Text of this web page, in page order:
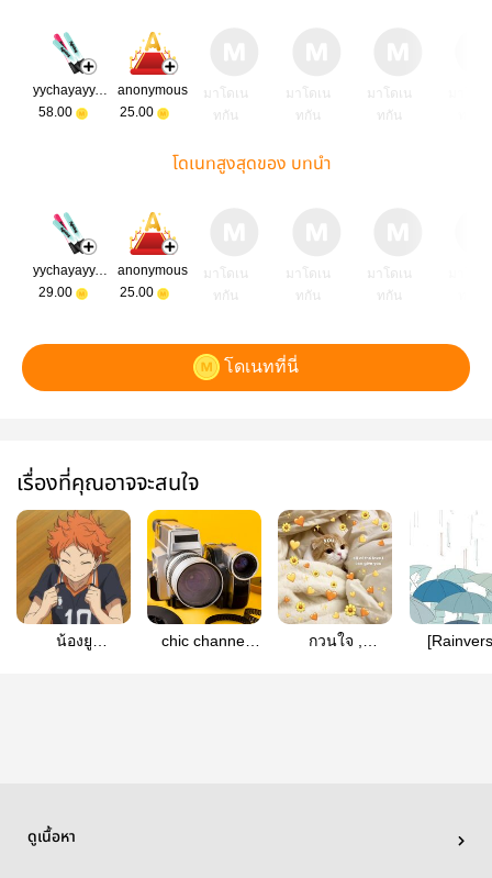
yychayayy.raw
58.00
anonymous
25.00
มาโดเน
ทกัน
มาโดเน
ทกัน
มาโดเน
ทกัน
โดเนทสูงสุดของ บทนำ
yychayayy.raw
29.00
anonymous
25.00
มาโดเน
ทกัน
มาโดเน
ทกัน
มาโดเน
ทกัน
โดเนทที่นี่
เรื่องที่คุณอาจจะสนใจ
น้องยู
chic channel
กวนใจ ,
ดูเนื้อหา